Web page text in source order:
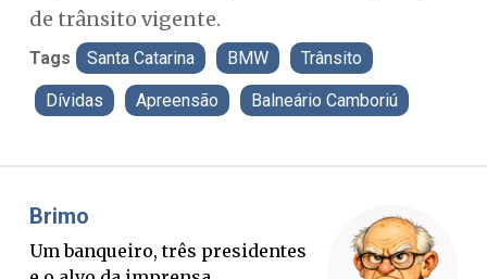
de trânsito vigente.
Tags Santa Catarina BMW Trânsito
Dívidas Apreensão Balneário Camboriú
Misael Elias
O Boato corre mais rápido que a